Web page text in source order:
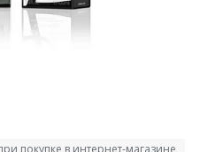
покупке в интернет-магазине